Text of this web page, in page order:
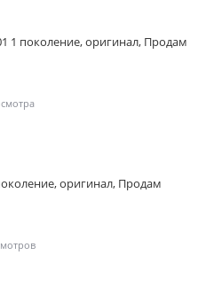
1 поколение, оригинал, Продам
, оригинал, Продам